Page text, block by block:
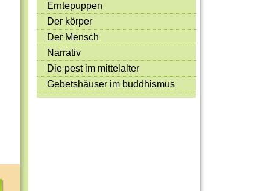
Jugendreporter
Rezeptideen
Game-Tests
Reisen, Events & Sport
E-Cards
Erntepuppen
Der körper
Der Mensch
Narrativ
Die pest im mittelalter
Gebetshäuser im buddhismus